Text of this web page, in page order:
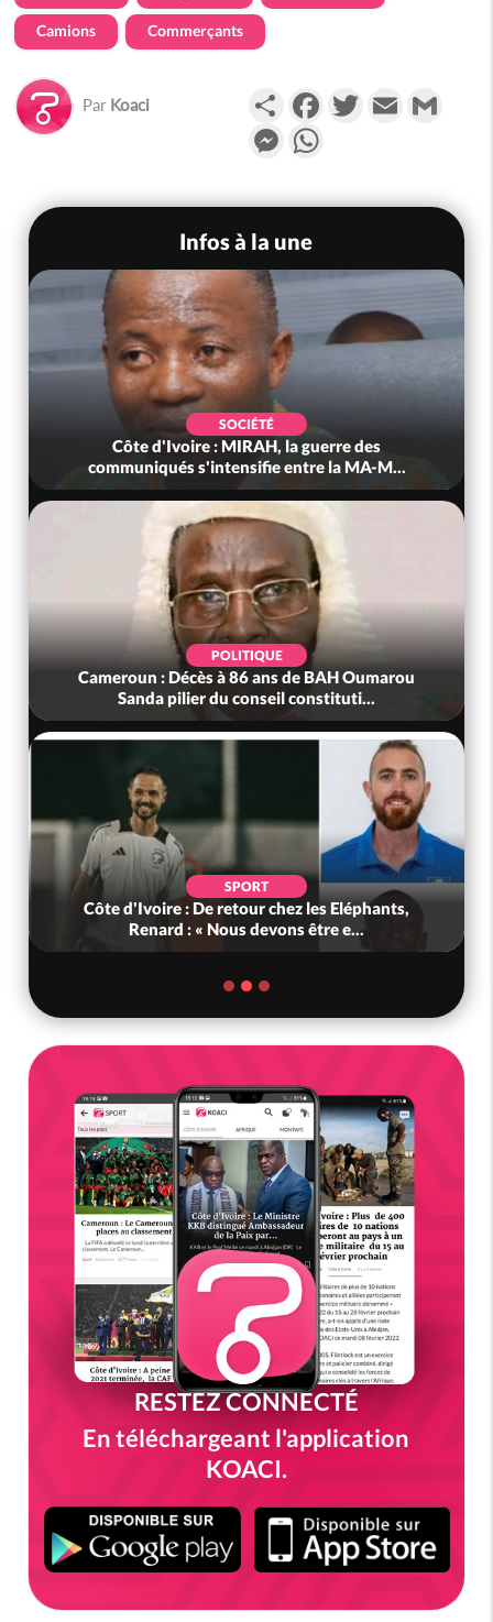
Camions Commerçants
Par Koaci PartagerFacebookTwitterEmail
Messenger
Infos à la une
SOCIÉTÉ
Côte d'Ivoire : MIRAH, la guerre des
communiqués s'intensifie entre la MA-M...
POLITIQUE
Cameroun : Décès à 86 ans de BAH Oumarou
Sanda pilier du conseil constituti...
SPORT
Côte d'Ivoire : De retour chez les Eléphants,
Renard : « Nous devons être e...
RESTEZ CONNECTÉ
En téléchargeant l'application
KOACI.